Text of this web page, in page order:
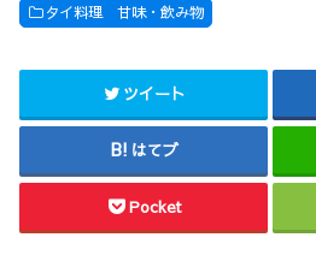
タイ料理 甘味・飲み物
ツイート
はてブ
Pocket